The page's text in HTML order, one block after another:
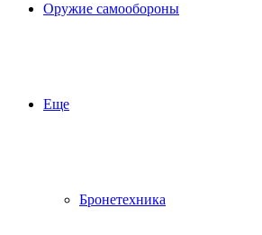
Оружие самообороны
Еще
Бронетехника